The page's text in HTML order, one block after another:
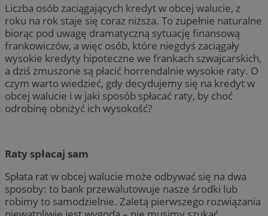
Liczba osób zaciągających kredyt w obcej walucie, z
roku na rok staje się coraz niższa. To zupełnie naturalne
biorąc pod uwagę dramatyczną sytuację finansową
frankowiczów, a więc osób, które niegdyś zaciągały
wysokie kredyty hipoteczne we frankach szwajcarskich,
a dziś zmuszone są płacić horrendalnie wysokie raty. O
czym warto wiedzieć, gdy decydujemy się na kredyt w
obcej walucie i w jaki sposób spłacać raty, by choć
odrobinę obniżyć ich wysokość?
Raty spłacaj sam
Spłata rat w obcej walucie może odbywać się na dwa
sposoby: to bank przewalutowuje nasze środki lub
robimy to samodzielnie. Zaletą pierwszego rozwiązania